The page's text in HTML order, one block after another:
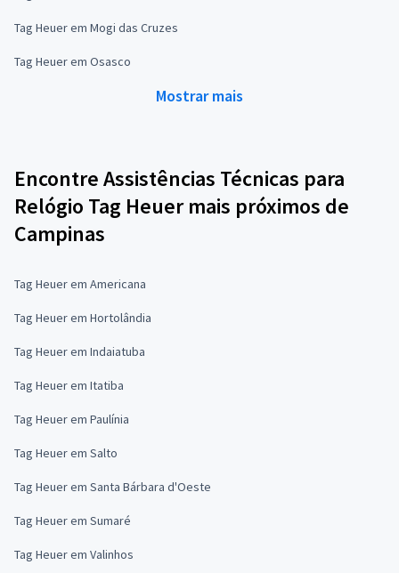
Tag Heuer em Mogi das Cruzes
Tag Heuer em Osasco
Mostrar mais
Encontre Assistências Técnicas para
Relógio Tag Heuer mais próximos de
Campinas
Tag Heuer em Americana
Tag Heuer em Hortolândia
Tag Heuer em Indaiatuba
Tag Heuer em Itatiba
Tag Heuer em Paulínia
Tag Heuer em Salto
Tag Heuer em Santa Bárbara d'Oeste
Tag Heuer em Sumaré
Tag Heuer em Valinhos